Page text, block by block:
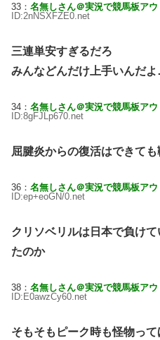
33： 名無しさん＠実況で競馬板アウ
ID:2nNSXFZE0.net
三連単安すぎるだろ
みんなどんだけ上手いんだ
34： 名無しさん＠実況で競馬板アウ
ID:8gFJLp670.net
屈腱炎からの復活はできても
36： 名無しさん＠実況で競馬板アウ
ID:ep+eoGN/0.net
クリソベリルは日本で負け
たのか
38： 名無しさん＠実況で競馬板アウ
ID:E0awzCy60.net
そもそもピーク時も怪物っ